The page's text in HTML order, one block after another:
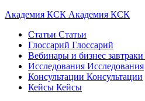
Академия КСК Академия КСК
Статьи Статьи
Глоссарий Глоссарий
Вебинары и бизнес завтраки
Исследования Исследования
Консультации Консультации
Кейсы Кейсы